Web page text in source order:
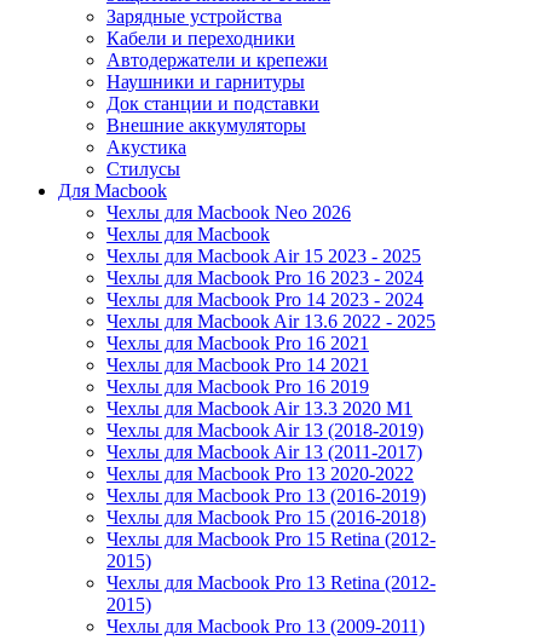
Зарядные устройства
Кабели и переходники
Автодержатели и крепежи
Наушники и гарнитуры
Док станции и подставки
Внешние аккумуляторы
Акустика
Стилусы
Для Macbook
Чехлы для Macbook Neo 2026
Чехлы для Macbook
Чехлы для Macbook Air 15 2023 - 2025
Чехлы для Macbook Pro 16 2023 - 2024
Чехлы для Macbook Pro 14 2023 - 2024
Чехлы для Macbook Air 13.6 2022 - 2025
Чехлы для Macbook Pro 16 2021
Чехлы для Macbook Pro 14 2021
Чехлы для Macbook Pro 16 2019
Чехлы для Macbook Air 13.3 2020 M1
Чехлы для Macbook Air 13 (2018-2019)
Чехлы для Macbook Air 13 (2011-2017)
Чехлы для Macbook Pro 13 2020-2022
Чехлы для Macbook Pro 13 (2016-2019)
Чехлы для Macbook Pro 15 (2016-2018)
Чехлы для Macbook Pro 15 Retina (2012-
2015)
Чехлы для Macbook Pro 13 Retina (2012-
2015)
Чехлы для Macbook Pro 13 (2009-2011)